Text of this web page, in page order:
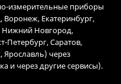
измерительные приборы
Воронеж, Екатеринбург,
Нижний Новгород,
Петербург, Саратов,
Ярославль) через
и через другие сервисы).